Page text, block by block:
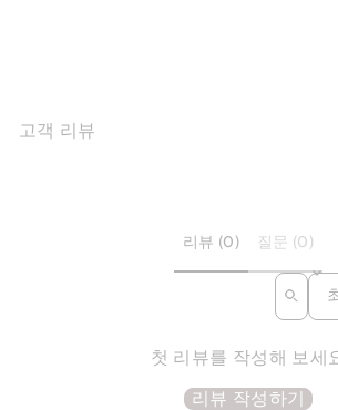
고객 리뷰
리뷰 (0) 질문 (0)
첫 리뷰를 작성해 보세
리뷰 작성하기